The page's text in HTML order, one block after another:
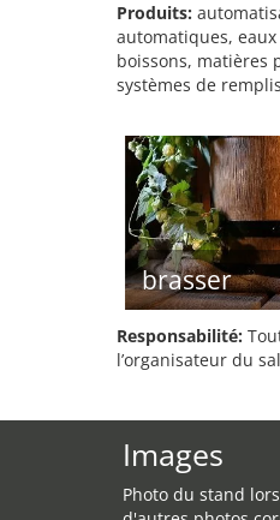
Produits:
automatiques,
boissons, matières
systèmes de
brasser
Responsabilité:
l’organisateur du
Images
Photo du stand